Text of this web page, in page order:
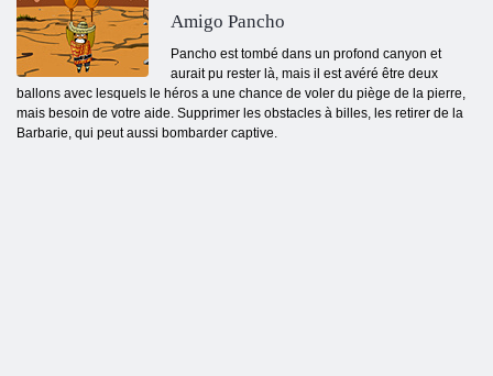
Amigo Pancho
Pancho est tombé dans un profond canyon et
aurait pu rester là, mais il est avéré être deux
ballons avec lesquels le héros a une chance de voler du piège de la pierre,
mais besoin de votre aide. Supprimer les obstacles à billes, les retirer de la
Barbarie, qui peut aussi bombarder captive.